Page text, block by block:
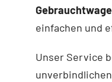
einfachen und
Unser Service